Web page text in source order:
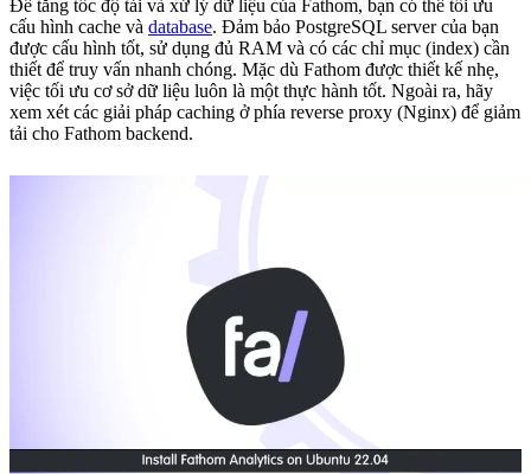
Để tăng tốc độ tải và xử lý dữ liệu của Fathom, bạn có thể tối ưu
cấu hình cache và database. Đảm bảo PostgreSQL server của bạn
được cấu hình tốt, sử dụng đủ RAM và có các chỉ mục (index) cần
thiết để truy vấn nhanh chóng. Mặc dù Fathom được thiết kế nhẹ,
việc tối ưu cơ sở dữ liệu luôn là một thực hành tốt. Ngoài ra, hãy
xem xét các giải pháp caching ở phía reverse proxy (Nginx) để giảm
tải cho Fathom backend.